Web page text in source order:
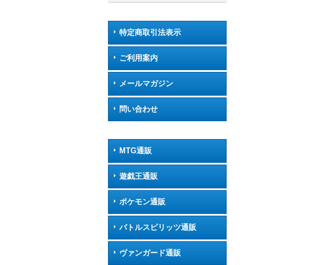
特定商取引法表示
ご利用案内
メールマガジン
問い合わせ
MTG通販
遊戯王通販
ポケモン通販
バトルスピリッツ通販
ヴァンガード通販